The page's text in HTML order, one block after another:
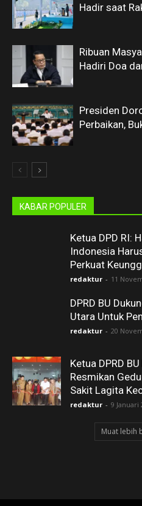
Hadir saat
Ribuan
Hadiri Doa
Presiden
Perbaikan,
KABAR POPULER
Ketua DPD RI:
Indonesia
Perkuat
redaktur - 11
DPRD BU
Utara Untuk
redaktur - 20
Ketua DPRD
Resmikan
Sakit Lagita
redaktur - 9 Januari
Muat lebih